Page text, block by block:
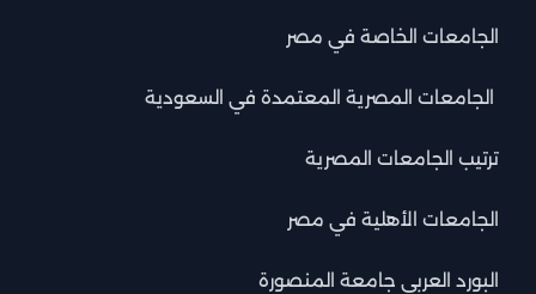
الجامعات الخاصة في مصر
الجامعات المصرية المعتمدة في السعودية
ترتيب الجامعات المصرية
الجامعات الأهلية في مصر
البورد العربي جامعة المنصورة